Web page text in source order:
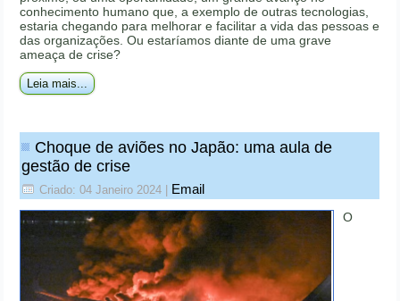
conhecimento humano que, a exemplo de outras tecnologias,
estaria chegando para melhorar e facilitar a vida das pessoas e
das organizações. Ou estaríamos diante de uma grave
ameaça de crise?
Leia mais...
Choque de aviões no Japão: uma aula de
gestão de crise
Criado: 04 Janeiro 2024 Email
O